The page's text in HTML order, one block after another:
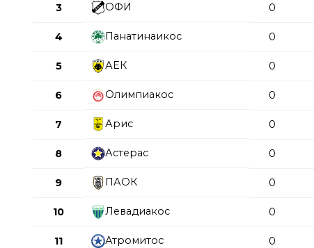
3 ОФИ 0
4 Панатинаикос 0
5 АЕК 0
6 Олимпиакос 0
7 Арис 0
8 Астерас 0
9 ПАОК 0
10 Левадиакос 0
11 Атромитос 0